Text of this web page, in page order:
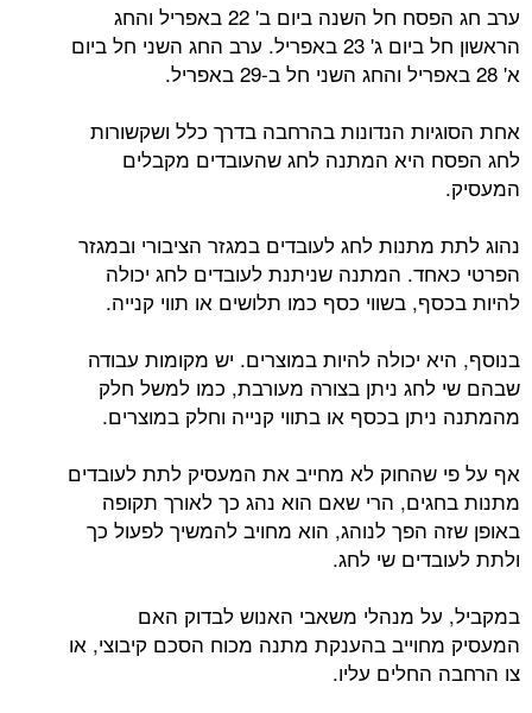
ערב חג הפסח חל השנה ביום ב' 22 באפריל והחג
הראשון חל ביום ג' 23 באפריל. ערב החג השני חל ביום
א' 28 באפריל והחג השני חל ב-29 באפריל.
אחת הסוגיות הנדונות בהרחבה בדרך כלל ושקשורות
לחג הפסח היא המתנה לחג שהעובדים מקבלים
המעסיק.
נהוג לתת מתנות לחג לעובדים במגזר הציבורי ובמגזר
הפרטי כאחד. המתנה שניתנת לעובדים לחג יכולה
להיות בכסף, בשווי כסף כמו תלושים או תווי קנייה.
בנוסף, היא יכולה להיות במוצרים. יש מקומות עבודה
שבהם שי לחג ניתן בצורה מעורבת, כמו למשל חלק
מהמתנה ניתן בכסף או בתווי קנייה וחלק במוצרים.
אף על פי שהחוק לא מחייב את המעסיק לתת לעובדים
מתנות בחגים, הרי שאם הוא נהג כך לאורך תקופה
באופן שזה הפך לנוהג, הוא מחויב להמשיך לפעול כך
ולתת לעובדים שי לחג.
במקביל, על מנהלי משאבי האנוש לבדוק האם
המעסיק מחוייב בהענקת מתנה מכוח הסכם קיבוצי, או
צו הרחבה החלים עליו.